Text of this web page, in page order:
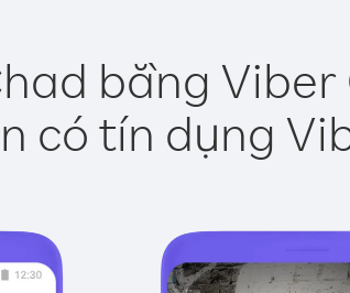
bằng
có tín dụng